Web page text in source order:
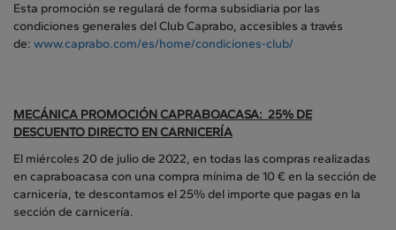
Esta promoción se regulará de forma subsidiaria por las
condiciones generales del Club Caprabo, accesibles a través
de: www.caprabo.com/es/home/condiciones-club/
MECÁNICA PROMOCIÓN CAPRABOACASA: 25% DE
DESCUENTO DIRECTO EN CARNICERÍA
El miércoles 20 de julio de 2022, en todas las compras realizadas
en capraboacasa con una compra mínima de 10 € en la sección de
carnicería, te descontamos el 25% del importe que pagas en la
sección de carnicería.